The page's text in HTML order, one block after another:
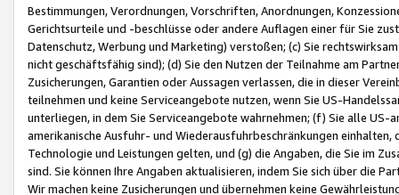
Bestimmungen, Verordnungen, Vorschriften, Anordnungen,
Gerichtsurteile und -beschlüsse oder andere Auflagen einer für Sie
Datenschutz, Werbung und Marketing) verstoßen; (c) Sie
nicht geschäftsfähig sind); (d) Sie den Nutzen der Teilnahme am
Zusicherungen, Garantien oder Aussagen verlassen, die in dieser
teilnehmen und keine Serviceangebote nutzen, wenn Sie US-
unterliegen, in dem Sie Serviceangebote wahrnehmen; (f) Sie alle
amerikanische Ausfuhr- und Wiederausfuhrbeschränkungen
Technologie und Leistungen gelten, und (g) die Angaben, die Sie im
sind. Sie können Ihre Angaben aktualisieren, indem Sie sich über die
Wir machen keine Zusicherungen und übernehmen keine